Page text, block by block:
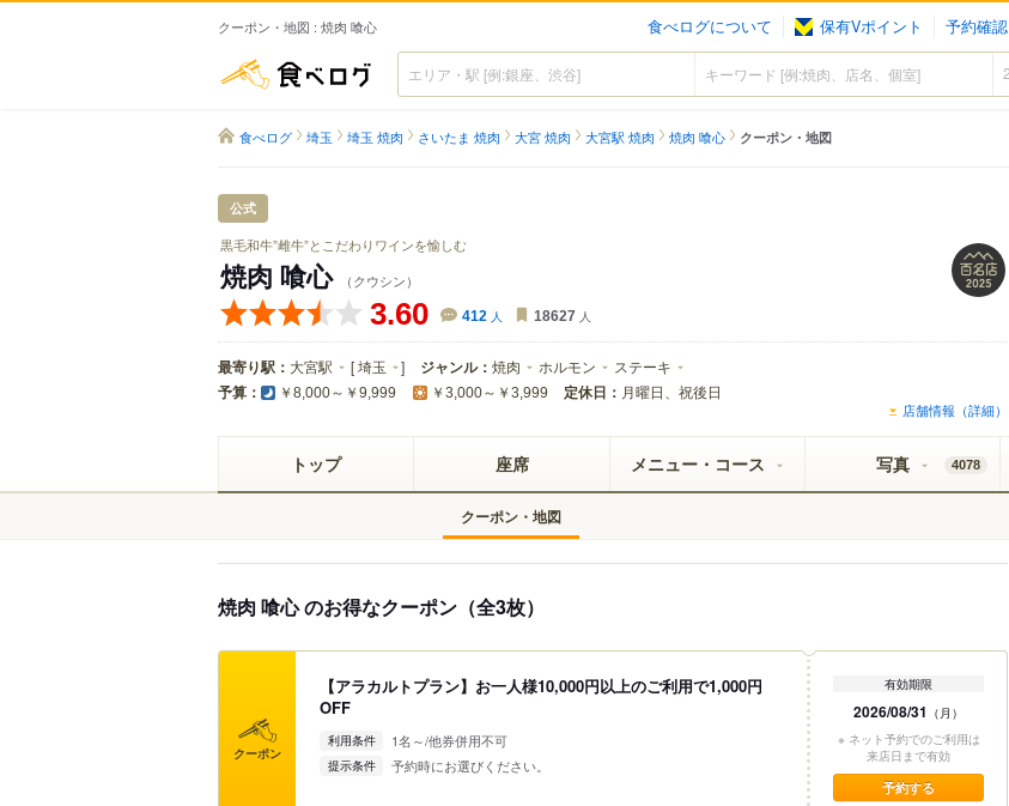
クーポン・地図 : 焼肉 喰心 食べログについて 保有Vポイント 予約確認
食べログ
食べログ 埼玉 埼玉 焼肉 さいたま 焼肉 大宮 焼肉 大宮駅 焼肉 焼肉 喰心 クーポン・地図
公式
黒毛和牛”雌牛”とこだわりワインを愉しむ
焼肉 喰心 （クウシン）
3.60 412 人 18627 人
最寄り駅： 大宮駅 [埼玉 ] ジャンル： 焼肉 ホルモン ステーキ
予算： ￥8,000～￥9,999 ￥3,000～￥3,999 定休日： 月曜日、祝後日
店舗情報（詳細）
トップ 座席 メニュー・コース 写真 4078
クーポン・地図
焼肉 喰心 のお得なクーポン（全3枚）
クーポン
【アラカルトプラン】お一人様10,000円以上のご利用で1,000円
OFF
利用条件 1名～/他券併用不可
提示条件 予約時にお選びください。
有効期限
2026/08/31 （月）
※ ネット予約でのご利用は
来店日まで有効
予約する